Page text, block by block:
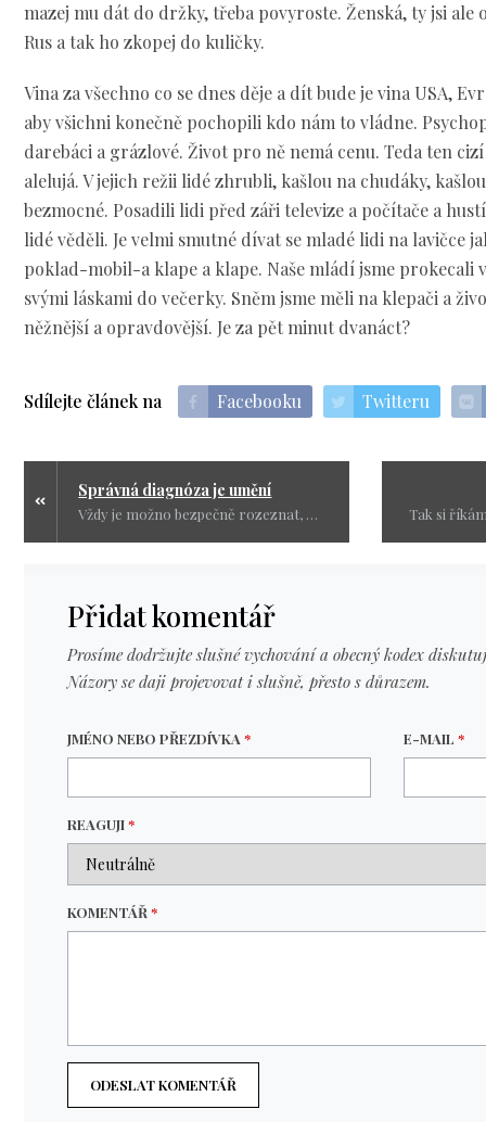
mazej mu dát do držky, třeba povyroste. Ženská, ty jsi ale
Rus a tak ho zkopej do kuličky.
Vina za všechno co se dnes děje a dít bude je vina USA,
aby všichni konečně pochopili kdo nám to vládne.
darebáci a grázlové. Život pro ně nemá cenu. Teda ten
alelujá. V jejich režii lidé zhrubli, kašlou na chudáky,
bezmocné. Posadili lidi před záři televize a počítače a
lidé věděli. Je velmi smutné dívat se mladé lidi na lavičce
poklad-mobil-a klape a klape. Naše mládí jsme prokecali
svými láskami do večerky. Sněm jsme měli na klepači a
něžnější a opravdovější. Je za pět minut dvanáct?
Sdílejte článek na Facebooku Twitteru
Správná diagnóza je umění
Vždy je možno bezpečně rozeznat, od kterého konkrétního orgánu to je, a ne, jak mi řekla má obvodní údržbářka, že od věku.
Přidat komentář
Prosíme dodržujte slušné vychování a obecný kodex
Názory se daji projevovat i slušně, přesto s důrazem.
JMÉNO NEBO PŘEZDÍVKA* E-MAIL*
REAGUJI*
KOMENTÁŘ*
ODESLAT KOMENTÁŘ